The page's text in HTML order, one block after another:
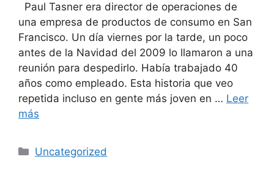
Paul Tasner era director de operaciones de
una empresa de productos de consumo en San
Francisco. Un día viernes por la tarde, un poco
antes de la Navidad del 2009 lo llamaron a una
reunión para despedirlo. Había trabajado 40
años como empleado. Esta historia que veo
repetida incluso en gente más joven en … Leer
más
Uncategorized